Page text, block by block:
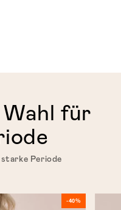
für
starke Periode
-40%